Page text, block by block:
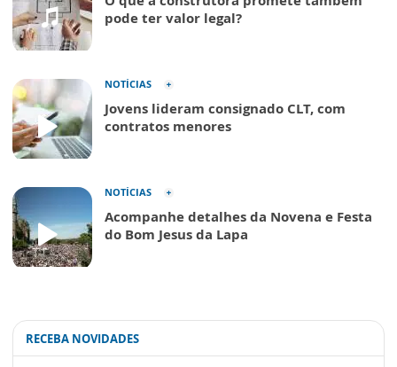
pode ter valor legal?
NOTÍCIAS
Jovens lideram consignado CLT, com
contratos menores
NOTÍCIAS
Acompanhe detalhes da Novena e Festa
do Bom Jesus da Lapa
RECEBA NOVIDADES